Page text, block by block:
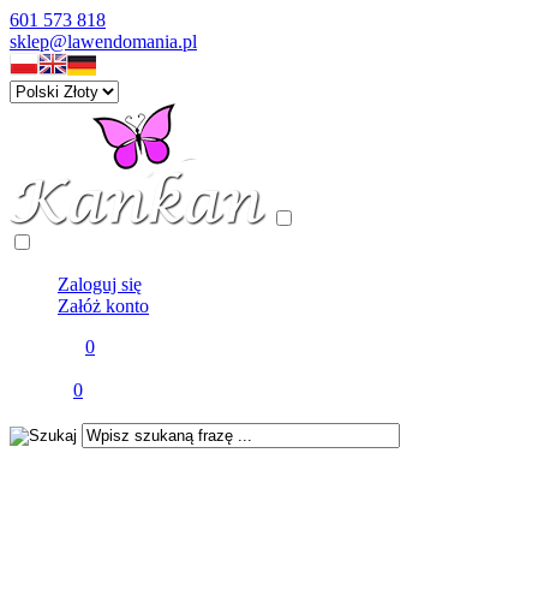
601 573 818
sklep@lawendomania.pl
Zaloguj się
Załóż konto
0
0